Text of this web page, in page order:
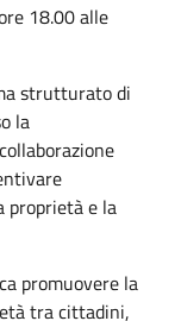
18.00 alle
strutturato di
la
proprietà e la
promuovere la
tra cittadini,